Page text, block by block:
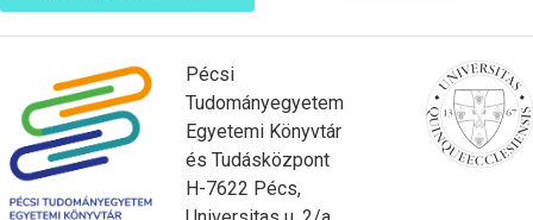
Pécsi
Tudományegyetem
Egyetemi Könyvtár
és Tudásközpont
H-7622 Pécs,